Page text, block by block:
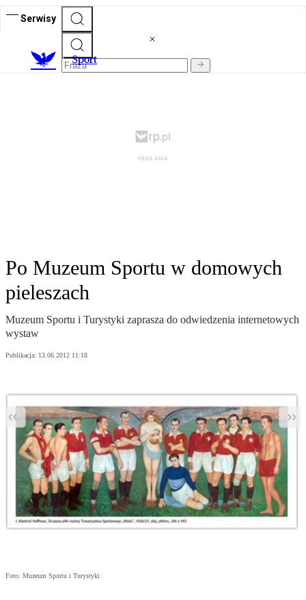
Serwisy
Sport
Po Muzeum Sportu w domowych
pieleszach
Muzeum Sportu i Turystyki zaprasza do odwiedzenia internetowych
wystaw
Publikacja: 13.06.2012 11:18
Foto: Muzeum Sportu i Turystyki